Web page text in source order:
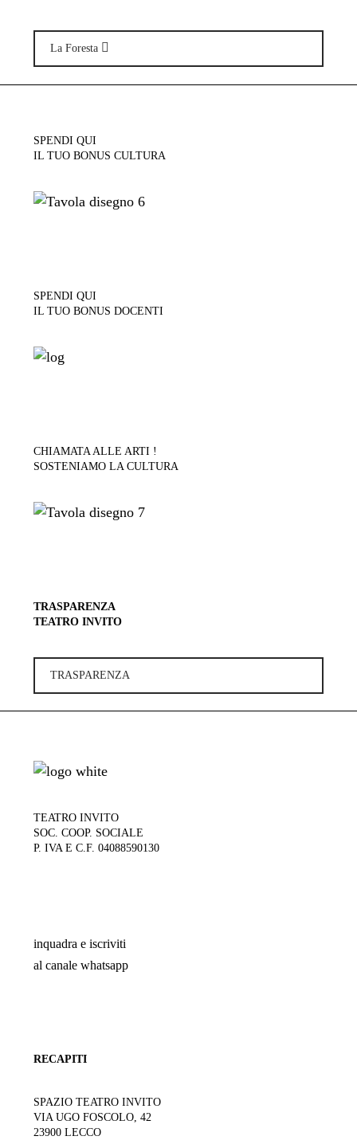
La Foresta
SPENDI QUI
IL TUO BONUS CULTURA
SPENDI QUI
IL TUO BONUS DOCENTI
CHIAMATA ALLE ARTI !
SOSTENIAMO LA CULTURA
TRASPARENZA
TEATRO INVITO
TRASPARENZA
TEATRO INVITO
SOC. COOP. SOCIALE
P. IVA E C.F. 04088590130
inquadra e iscriviti
al canale whatsapp
RECAPITI
SPAZIO TEATRO INVITO
VIA UGO FOSCOLO, 42
23900 LECCO